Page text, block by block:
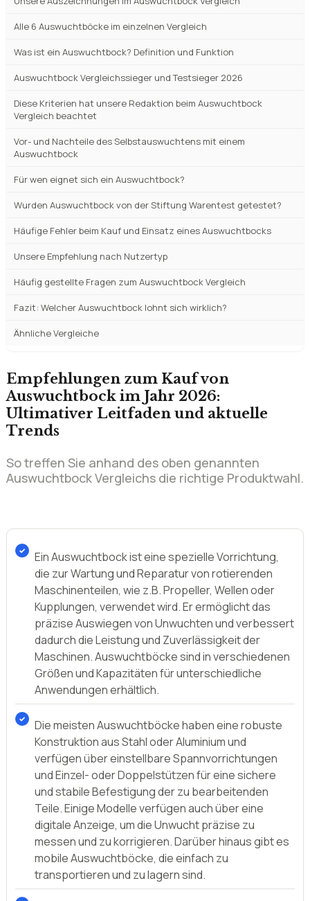
Empfehlungen zum Kauf von
Auswuchtbock im Jahr 2026:
Ultimativer Leitfaden und aktuelle
Trends
So treffen Sie anhand des oben genannten
Auswuchtbock Vergleichs die richtige Produktwahl.
Ein Auswuchtbock ist eine spezielle Vorrichtung,
die zur Wartung und Reparatur von rotierenden
Maschinenteilen, wie z.B. Propeller, Wellen oder
Kupplungen, verwendet wird. Er ermöglicht das
präzise Auswiegen von Unwuchten und verbessert
dadurch die Leistung und Zuverlässigkeit der
Maschinen. Auswuchtböcke sind in verschiedenen
Größen und Kapazitäten für unterschiedliche
Anwendungen erhältlich.
Die meisten Auswuchtböcke haben eine robuste
Konstruktion aus Stahl oder Aluminium und
verfügen über einstellbare Spannvorrichtungen
und Einzel- oder Doppelstützen für eine sichere
und stabile Befestigung der zu bearbeitenden
Teile. Einige Modelle verfügen auch über eine
digitale Anzeige, um die Unwucht präzise zu
messen und zu korrigieren. Darüber hinaus gibt es
mobile Auswuchtböcke, die einfach zu
transportieren und zu lagern sind.
Alle 6 Auswuchtböcke im einzelnen Vergleich
Was ist ein Auswuchtbock? Definition und Funktion
Auswuchtbock Vergleichssieger und Testsieger 2026
Diese Kriterien hat unsere Redaktion beim Auswuchtbock
Vergleich beachtet
Vor- und Nachteile des Selbstauswuchtens mit einem
Auswuchtbock
Für wen eignet sich ein Auswuchtbock?
Wurden Auswuchtbock von der Stiftung Warentest getestet?
Häufige Fehler beim Kauf und Einsatz eines Auswuchtbocks
Unsere Empfehlung nach Nutzertyp
Häufig gestellte Fragen zum Auswuchtbock Vergleich
Fazit: Welcher Auswuchtbock lohnt sich wirklich?
Ähnliche Vergleiche